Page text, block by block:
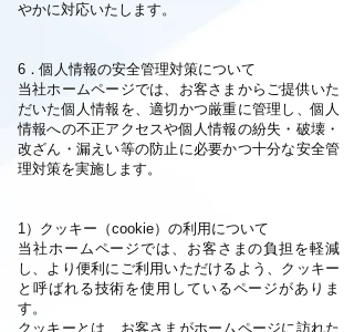
やかに対応いたします。
6．個人情報の安全管理対策について
当社ホームページでは、お客さまからご提供いた
だいた個人情報を、適切かつ厳重に管理し、個人
情報への不正アクセスや個人情報の紛失・破壊・
改ざん・漏えい等の防止に必要かつ十分な安全管
理対策を実施します。
1）クッキー（cookie）の利用について
当社ホームページでは、お客さまの負担を軽減
し、より便利にご利用いただけるよう、クッキー
と呼ばれる技術を使用しているページがありま
す。
クッキーとは、お客さまがホームページに訪れた